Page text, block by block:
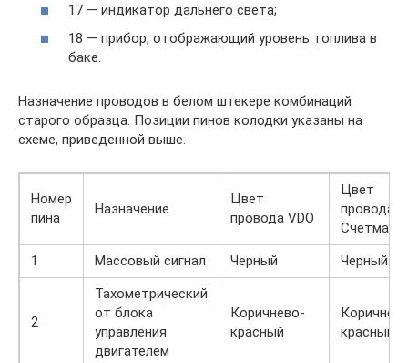
17 — индикатор дальнего света;
18 — прибор, отображающий уровень топлива в
баке.
Назначение проводов в белом штекере комбинаций
старого образца. Позиции пинов колодки указаны на
схеме, приведенной выше.
Номер
пина
Назначение
Цвет
провода VDO
Цвет
провода
Счетмаш
1
Массовый сигнал Черный Черный
2
Тахометрический
от блока
управления
двигателем
Коричнево-
красный
красный